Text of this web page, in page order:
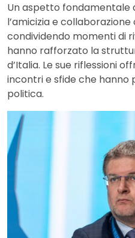
Un aspetto fondamentale
l’amicizia e collaborazione
condividendo momenti di
hanno rafforzato la
d’Italia. Le sue riflessioni
incontri e sfide che hanno
politica.